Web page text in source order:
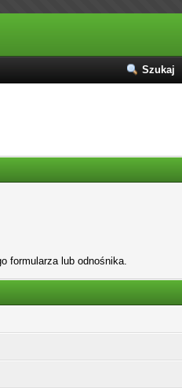
Szukaj
formularza lub odnośnika.